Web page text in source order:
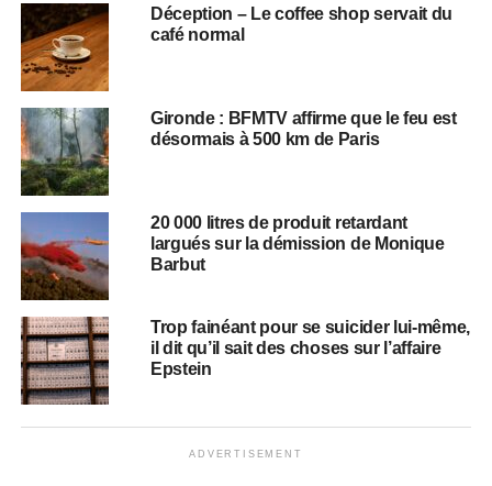
Déception – Le coffee shop servait du
café normal
Gironde : BFMTV affirme que le feu est
désormais à 500 km de Paris
20 000 litres de produit retardant
largués sur la démission de Monique
Barbut
Trop fainéant pour se suicider lui-même,
il dit qu’il sait des choses sur l’affaire
Epstein
ADVERTISEMENT